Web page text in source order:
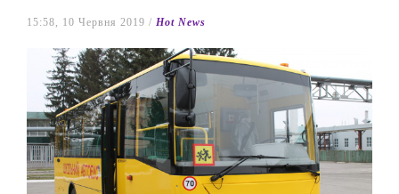
15:58, 10 Червня 2019 / Hot News